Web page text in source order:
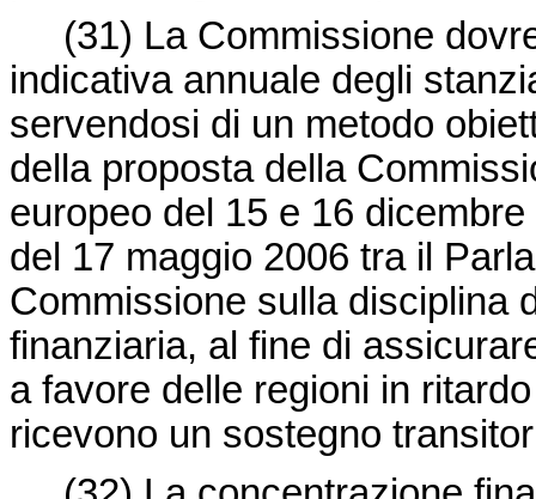
(31) La Commissione
indicativa annuale degli
servendosi di un metodo
della proposta della
europeo del 15 e 16
del 17 maggio 2006 tra il
Commissione sulla disciplina
finanziaria, al fine di
a favore delle regioni in
ricevono un sostegno